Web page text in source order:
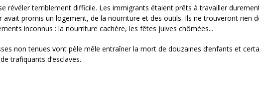
révéler terriblement difficile. Les immigrants étaient prêts à travailler
promis un logement, de la nourriture et des outils. Ils ne trouveront rien
inconnus : la nourriture cachère, les fêtes juives chômées...
non tenues vont pèle mêle entraîner la mort de douzaines d’enfants et
trafiquants d’esclaves.